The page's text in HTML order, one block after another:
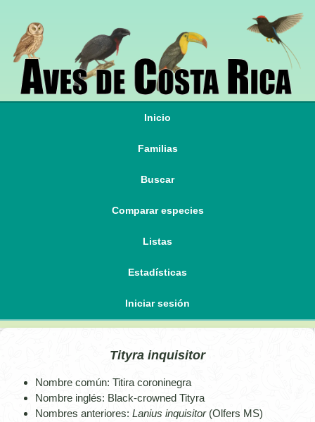
Inicio
Familias
Buscar
Comparar especies
Listas
Estadísticas
Iniciar sesión
Tityra inquisitor
Nombre común: Titira coroninegra
Nombre inglés: Black-crowned Tityra
Nombres anteriores: Lanius inquisitor(Olfers MS)